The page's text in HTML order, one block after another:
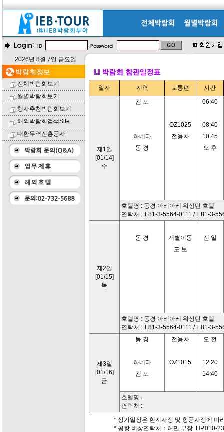
2026년 8월 7일 금요일
전체박람회보기
월별박람회보기
행사추천박람회보기
해외박람회검색Site
대한무역진흥공사
일자 지역 교통편 시간
제1일
[01/14]
수
김 포 06:40
OZ1025
08:40
하네다
전용차
10:45
동 경
오 후
호텔명 : 동경 아리아케 워싱턴 호텔
연락처 : T.81-3-5564-0111 / F.81-3-
제2일
[01/15]
목
동 경 개별이동
전 일
도 보
호텔명 : 동경 아리아케 워싱턴 호텔
연락처 : T.81-3-5564-0111 / F.81-3-
제3일
[01/16]
금
동 경 전용차 오 전
하네다 OZ1015
12:20
김 포
14:40
호텔명 :
연락처 :
* 상기일정은 현지사정 및 항공사정에 따
* 공항 비상연락처：허민 부장 HP.010-